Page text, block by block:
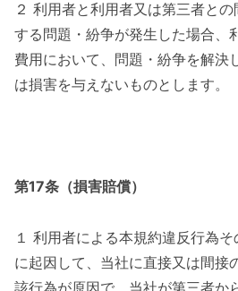
２ 利用者と利用者又は第三者と
する問題・紛争が発生した場合、
費用において、問題・紛争を解決
は損害を与えないものとします。
第17条（損害賠償）
１ 利用者による本規約違反行為
に起因して、当社に直接又は間接
該行為が原因で、当社が第三者か